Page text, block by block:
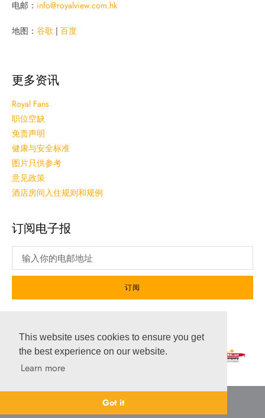
This website uses cookies to ensure you get
the best experience on our website.
Learn more
Got it
电邮： info@royalview.com.hk
地图： 谷歌 百度
更多资讯
Royal Fans
职位空缺
免责声明
健康与安全标准
图片只供参考
意见政策
酒店房间入住规则和规例
订阅电子报
订阅
© 2026 帝景酒店 — Leverson Limited。版权所有。